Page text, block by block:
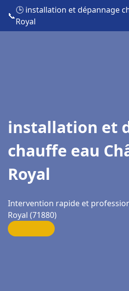
📞
🕒 installation et dépannage
Royal
installation et
chauffe eau
Royal
Intervention rapide et
Royal (71880)